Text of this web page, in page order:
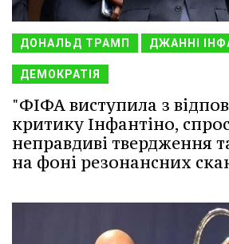
ДОНАЛЬД ТРАМП ДЖАННІ
ДЕМОКРАТІЯ
"ФІФА виступила з
критику Інфантіно,
неправдиві твердження
на фоні резонансних